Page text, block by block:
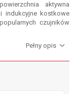
aktywna
indukcyjne kostkowe
czujników